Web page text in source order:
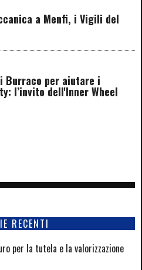
a Menfi, i Vigili del
Burraco per aiutare i
l’invito dell'Inner Wheel
RECENTI
per la tutela e la valorizzazione